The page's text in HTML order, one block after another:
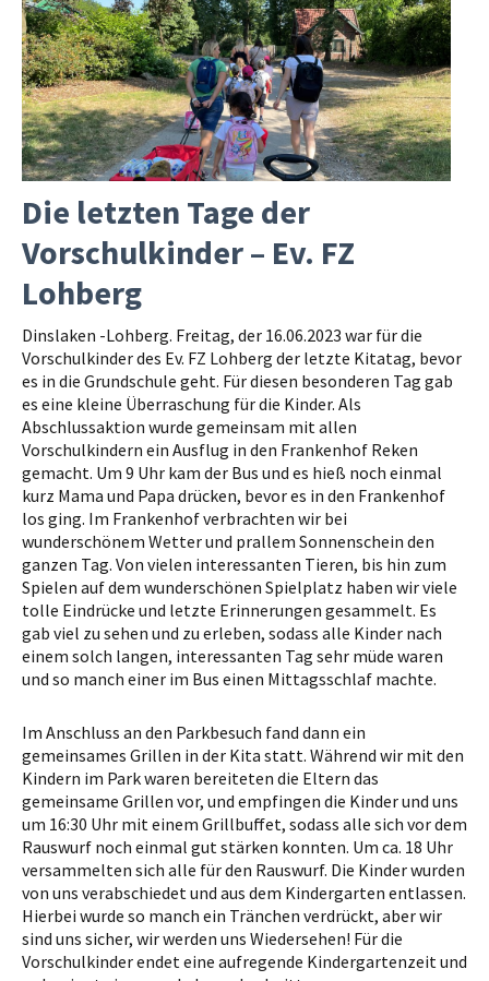
Die letzten Tage der
Vorschulkinder – Ev. FZ
Lohberg
Dinslaken -Lohberg. Freitag, der 16.06.2023 war für die
Vorschulkinder des Ev. FZ Lohberg der letzte Kitatag, bevor
es in die Grundschule geht. Für diesen besonderen Tag gab
es eine kleine Überraschung für die Kinder. Als
Abschlussaktion wurde gemeinsam mit allen
Vorschulkindern ein Ausflug in den Frankenhof Reken
gemacht. Um 9 Uhr kam der Bus und es hieß noch einmal
kurz Mama und Papa drücken, bevor es in den Frankenhof
los ging. Im Frankenhof verbrachten wir bei
wunderschönem Wetter und prallem Sonnenschein den
ganzen Tag. Von vielen interessanten Tieren, bis hin zum
Spielen auf dem wunderschönen Spielplatz haben wir viele
tolle Eindrücke und letzte Erinnerungen gesammelt. Es
gab viel zu sehen und zu erleben, sodass alle Kinder nach
einem solch langen, interessanten Tag sehr müde waren
und so manch einer im Bus einen Mittagsschlaf machte.
Im Anschluss an den Parkbesuch fand dann ein
gemeinsames Grillen in der Kita statt. Während wir mit den
Kindern im Park waren bereiteten die Eltern das
gemeinsame Grillen vor, und empfingen die Kinder und uns
um 16:30 Uhr mit einem Grillbuffet, sodass alle sich vor dem
Rauswurf noch einmal gut stärken konnten. Um ca. 18 Uhr
versammelten sich alle für den Rauswurf. Die Kinder wurden
von uns verabschiedet und aus dem Kindergarten entlassen.
Hierbei wurde so manch ein Tränchen verdrückt, aber wir
sind uns sicher, wir werden uns Wiedersehen! Für die
Vorschulkinder endet eine aufregende Kindergartenzeit und